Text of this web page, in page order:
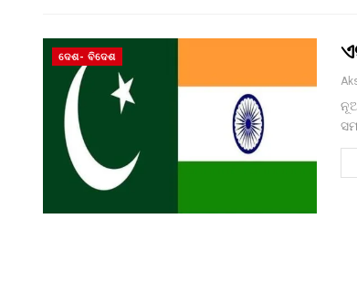
ଦେଶ- ବିଦେଶ